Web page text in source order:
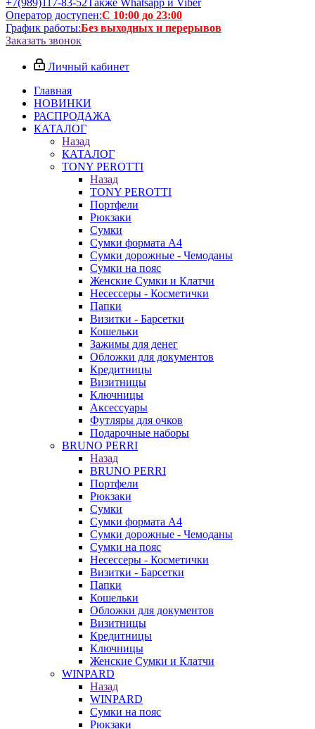
+7(989)117-83-52Также Whatsapp и Viber
Оператор доступен:С 10:00 до 23:00
График работы:Без выходных и перерывов
Заказать звонок
Личный кабинет
Главная
НОВИНКИ
РАСПРОДАЖА
КАТАЛОГ
Назад
КАТАЛОГ
TONY PEROTTI
Назад
TONY PEROTTI
Портфели
Рюкзаки
Сумки
Сумки формата А4
Сумки дорожные - Чемоданы
Сумки на пояс
Женские Сумки и Клатчи
Несессеры - Косметички
Папки
Визитки - Барсетки
Кошельки
Зажимы для денег
Обложки для документов
Кредитницы
Визитницы
Ключницы
Аксессуары
Футляры для очков
Подарочные наборы
BRUNO PERRI
Назад
BRUNO PERRI
Портфели
Рюкзаки
Сумки
Сумки формата А4
Сумки дорожные - Чемоданы
Сумки на пояс
Несессеры - Косметички
Визитки - Барсетки
Папки
Кошельки
Обложки для документов
Визитницы
Кредитницы
Ключницы
Женские Сумки и Клатчи
WINPARD
Назад
WINPARD
Сумки на пояс
Рюкзаки